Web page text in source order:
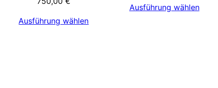
Ausführung wählen
Ausführung wählen